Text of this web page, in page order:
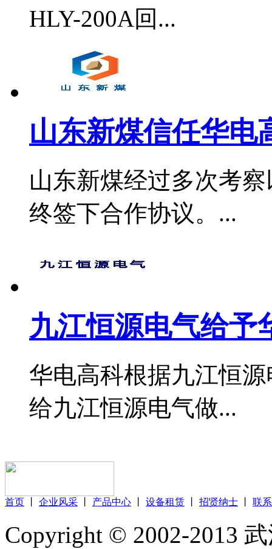
HLY-200A回...
山东新煤信任华电
山东新煤经过多次考
终签下合作协议。...
九江恒源电气给予
华电高科根据九江恒
给九江恒源电气做...
首页 企业风采 产品中心 设备租赁 招贤纳士 联
Copyright © 2002-2013